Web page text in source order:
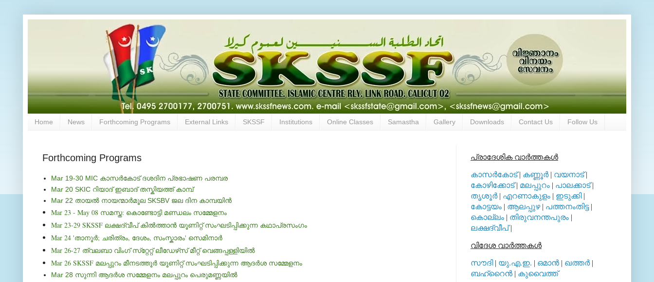
Home News Forthcoming Programs External Links SKSSF Institutions Online Classes Samastha Gallery Downloads Contact Us Follow Us
Forthcoming Programs
Mar 19-30 MIC കാസര്‍കോട് ദശദിന പ്രഭാഷണ പരമ്പര
Mar 20 SKIC റിയാദ് ഇബാദ് തസ്കിയത്ത് കാമ്പ്
Mar 22 തായല്‍ നായന്മാര്‍മൂല SKSBV ജല ദിന കാമ്പയിന്‍
Mar 23 - May 08 സമസ്ത: കൊണ്ടോട്ടി മണ്ഡലം സമ്മേളനം
Mar 23-29 SKSSF ലക്ഷദ്വീപ് കില്‍ത്താന്‍ യൂണിറ്റ് സംഘടിപ്പിക്കുന്ന കഥാപ്രസംഗം
Mar 24 'താനൂര്‍; ചരിത്രം, ദേശം, സംസ്കാരം' സെമിനാര്‍
Mar 26-27 ത്വലബാ വിംഗ് സ്‌റ്റേറ്റ് ലീഡേഴ്‌സ് മീറ്റ് വെങ്ങപ്പള്ളിയില്‍
Mar 26 SKSSF മലപ്പുറം മീനടത്തൂര്‍ യൂണിറ്റ് സംഘടിപ്പിക്കുന്ന ആദര്‍ശ സമ്മേളനം
Mar 28 സുന്നി ആദര്‍ശ സമ്മേളനം മലപ്പുറം പെരുമണ്ണയില്‍
പ്രാദേശിക വാര്‍ത്തകള്‍
കാസര്‍കോട്| കണ്ണൂര്‍| വയനാട്|
കോഴിക്കോട്| മലപ്പുറം | പാലക്കാട്|
തൃശൂര്‍| എറണാകുളം | ഇടുക്കി|
കോട്ടയം | ആലപ്പുഴ| പത്തനംതിട്ട|
കൊല്ലം | തിരുവനന്തപുരം |
ലക്ഷദ്വീപ്|
വിദേശ വാര്‍ത്തകള്‍
സൗദി| യു.എ.ഇ. | ഒമാന്‍ | ഖത്തര്‍|
ബഹ്റൈന്‍ | കുവൈത്ത്